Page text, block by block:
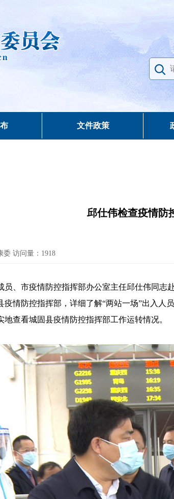
文件政策
邱仕伟检查疫情防
委 访问量： 1918
、市疫情防控指挥部办公室主任邱仕伟同志
情防控指挥部，详细了解“两站一场”出入
查看城固县疫情防控指挥部工作运转情况。